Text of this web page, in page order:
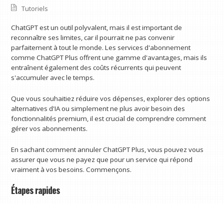
Tutoriels
ChatGPT est un outil polyvalent, mais il est important de
reconnaître ses limites, car il pourrait ne pas convenir
parfaitement à tout le monde. Les services d'abonnement
comme ChatGPT Plus offrent une gamme d'avantages, mais ils
entraînent également des coûts récurrents qui peuvent
s'accumuler avec le temps.
Que vous souhaitiez réduire vos dépenses, explorer des options
alternatives d'IA ou simplement ne plus avoir besoin des
fonctionnalités premium, il est crucial de comprendre comment
gérer vos abonnements.
En sachant comment annuler ChatGPT Plus, vous pouvez vous
assurer que vous ne payez que pour un service qui répond
vraiment à vos besoins. Commençons.
Étapes rapides